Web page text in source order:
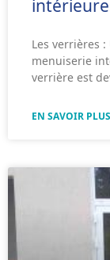
Les verrières :
menuiserie
verrière est
EN SAVOIR